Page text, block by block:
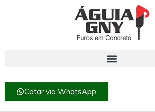
Cotar via WhatsApp